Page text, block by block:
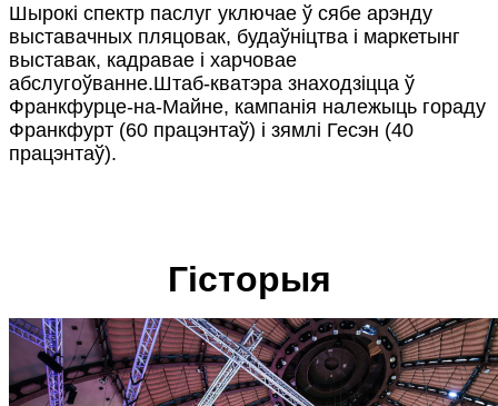
Шырокі спектр паслуг уключае ў сябе арэнду
выставачных пляцовак, будаўніцтва і маркетынг
выставак, кадравае і харчовае
абслугоўванне.Штаб-кватэра знаходзіцца ў
Франкфурце-на-Майне, кампанія належыць гораду
Франкфурт (60 працэнтаў) і зямлі Гесэн (40
працэнтаў).
Гісторыя